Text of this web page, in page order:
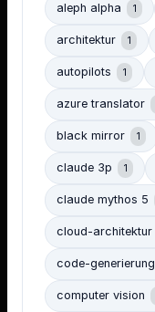
aleph alpha 1
architektur 1
autopilots 1
azure translator
black mirror 1
claude 3p 1
claude mythos 5
cloud-architektur
code-generierung
computer vision